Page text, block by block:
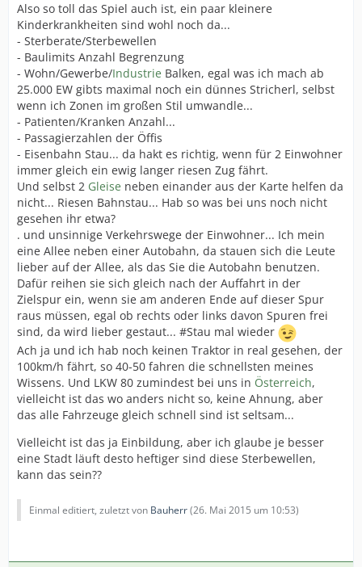
Also so toll das Spiel auch ist, ein paar kleinere
Kinderkrankheiten sind wohl noch da...
- Sterberate/Sterbewellen
- Baulimits Anzahl Begrenzung
- Wohn/Gewerbe/Industrie Balken, egal was ich mach ab
25.000 EW gibts maximal noch ein dünnes Stricherl, selbst
wenn ich Zonen im großen Stil umwandle...
- Patienten/Kranken Anzahl...
- Passagierzahlen der Öffis
- Eisenbahn Stau... da hakt es richtig, wenn für 2 Einwohner
immer gleich ein ewig langer riesen Zug fährt.
Und selbst 2 Gleise neben einander aus der Karte helfen da
nicht... Riesen Bahnstau... Hab so was bei uns noch nicht
gesehen ihr etwa?
. und unsinnige Verkehrswege der Einwohner... Ich mein
eine Allee neben einer Autobahn, da stauen sich die Leute
lieber auf der Allee, als das Sie die Autobahn benutzen.
Dafür reihen sie sich gleich nach der Auffahrt in der
Zielspur ein, wenn sie am anderen Ende auf dieser Spur
raus müssen, egal ob rechts oder links davon Spuren frei
sind, da wird lieber gestaut... #Stau mal wieder
Ach ja und ich hab noch keinen Traktor in real gesehen, der
100km/h fährt, so 40-50 fahren die schnellsten meines
Wissens. Und LKW 80 zumindest bei uns in Österreich,
vielleicht ist das wo anders nicht so, keine Ahnung, aber
das alle Fahrzeuge gleich schnell sind ist seltsam...
Vielleicht ist das ja Einbildung, aber ich glaube je besser
eine Stadt läuft desto heftiger sind diese Sterbewellen,
kann das sein??
Einmal editiert, zuletzt von Bauherr(26. Mai 2015 um 10:53)